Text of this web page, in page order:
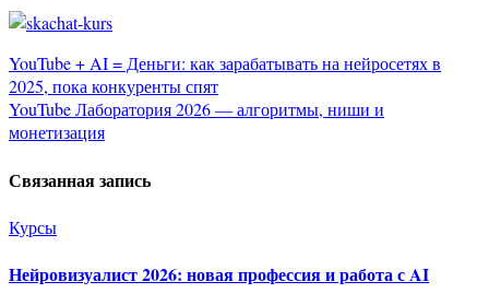
Навигация
по
записям
YouTube + AI = Деньги: как зарабатывать на нейросетях в
2025, пока конкуренты спят
YouTube Лаборатория 2026 — алгоритмы, ниши и
монетизация
Связанная запись
Курсы
Нейровизуалист 2026: новая профессия и работа с AI